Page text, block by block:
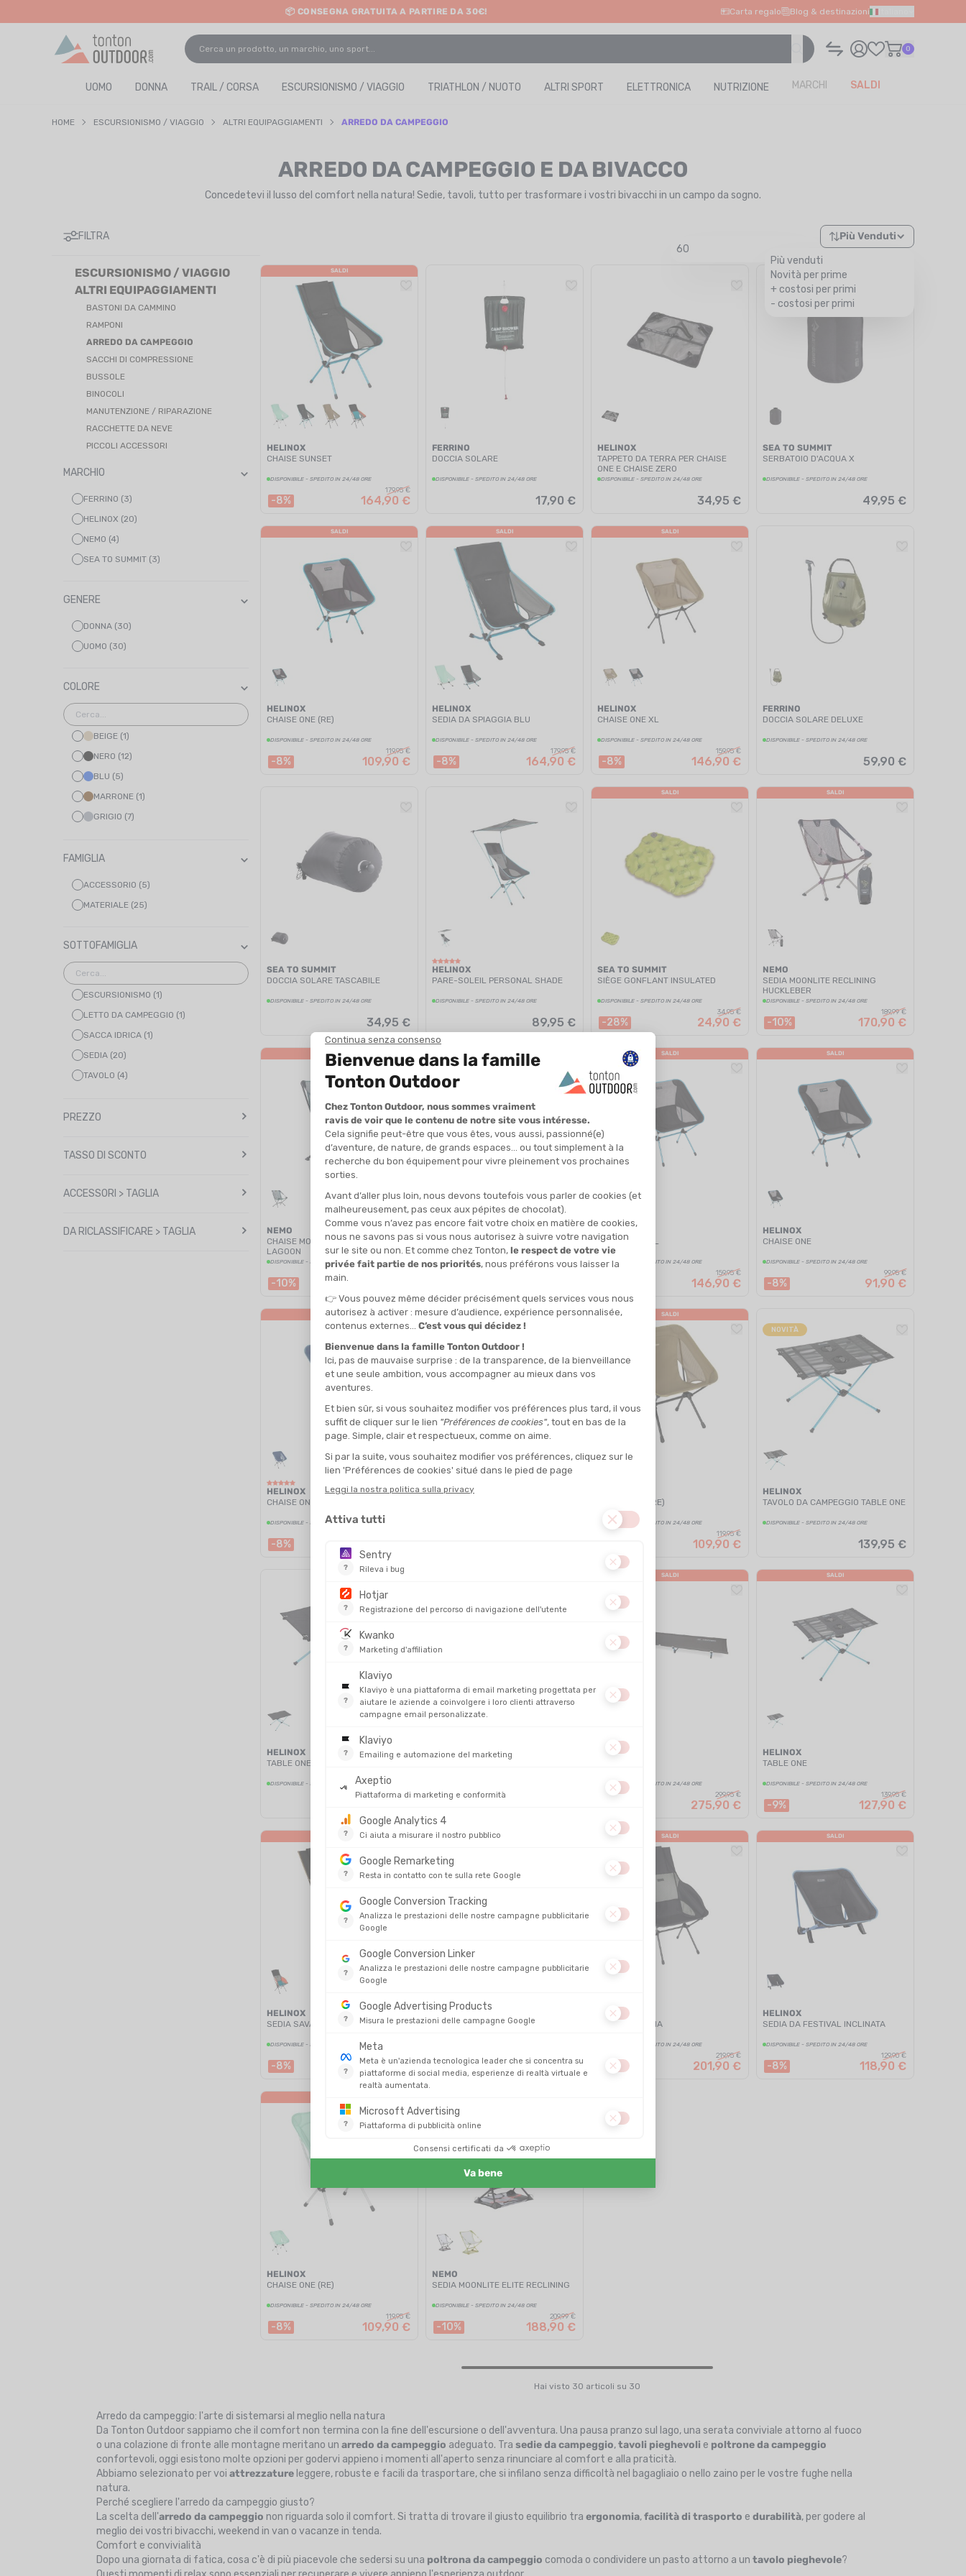
content
📦 CONSEGNA GRATUITA A PARTIRE DA 30€! Carta regalo Blog & destinazioni Italiano
0
UOMO DONNA TRAIL / CORSA ESCURSIONISMO / VIAGGIO TRIATHLON / NUOTO ALTRI SPORT ELETTRONICA NUTRIZIONE MARCHI SALDI
HOME ESCURSIONISMO / VIAGGIO ALTRI EQUIPAGGIAMENTI ARREDO DA CAMPEGGIO
ARREDO DA CAMPEGGIO E DA BIVACCO
Concedetevi il lusso del comfort nella natura! Sedie, tavoli, tutto per trasformare i vostri bivacchi in un campo da sogno.
FILTRA
60
Più Venduti
Più venduti
Novità per prime
+ costosi per primi
- costosi per primi
ESCURSIONISMO / VIAGGIO
ALTRI EQUIPAGGIAMENTI
BASTONI DA CAMMINO
RAMPONI
ARREDO DA CAMPEGGIO
SACCHI DI COMPRESSIONE
BUSSOLE
BINOCOLI
MANUTENZIONE / RIPARAZIONE
RACCHETTE DA NEVE
PICCOLI ACCESSORI
MARCHIO
FERRINO (3)
HELINOX (20)
NEMO (4)
SEA TO SUMMIT (3)
GENERE
DONNA (30)
UOMO (30)
COLORE
BEIGE (1)
NERO (12)
BLU (5)
MARRONE (1)
GRIGIO (7)
CACHI (2)
FAMIGLIA
ACCESSORIO (5)
MATERIALE (25)
SOTTOFAMIGLIA
ESCURSIONISMO (1)
LETTO DA CAMPEGGIO (1)
SACCA IDRICA (1)
SEDIA (20)
TAVOLO (4)
PREZZO
TASSO DI SCONTO
ACCESSORI > TAGLIA
DA RICLASSIFICARE > TAGLIA
SALDI
HELINOX
CHAISE SUNSET
DISPONIBILE - SPEDITO IN 24/48 ORE
-8%
179,95 €
164,90 €
FERRINO
DOCCIA SOLARE
DISPONIBILE - SPEDITO IN 24/48 ORE
17,90 €
HELINOX
TAPPETO DA TERRA PER CHAISE
ONE E CHAISE ZERO
DISPONIBILE - SPEDITO IN 24/48 ORE
34,95 €
SEA TO SUMMIT
SERBATOIO D'ACQUA X
DISPONIBILE - SPEDITO IN 24/48 ORE
49,95 €
SALDI
HELINOX
CHAISE ONE (RE)
DISPONIBILE - SPEDITO IN 24/48 ORE
-8%
119,95 €
109,90 €
SALDI
HELINOX
SEDIA DA SPIAGGIA BLU
DISPONIBILE - SPEDITO IN 24/48 ORE
-8%
179,95 €
164,90 €
SALDI
HELINOX
CHAISE ONE XL
DISPONIBILE - SPEDITO IN 24/48 ORE
-8%
159,95 €
146,90 €
FERRINO
DOCCIA SOLARE DELUXE
DISPONIBILE - SPEDITO IN 24/48 ORE
59,90 €
SEA TO SUMMIT
DOCCIA SOLARE TASCABILE
DISPONIBILE - SPEDITO IN 24/48 ORE
34,95 €
HELINOX
PARE-SOLEIL PERSONAL SHADE
DISPONIBILE - SPEDITO IN 24/48 ORE
89,95 €
SALDI
SEA TO SUMMIT
SIÈGE GONFLANT INSULATED
DISPONIBILE - SPEDITO IN 24/48 ORE
-28%
34,95 €
24,90 €
SALDI
NEMO
SEDIA MOONLITE RECLINING
HUCKLEBER
DISPONIBILE - SPEDITO IN 24/48 ORE
-10%
189,99 €
170,90 €
SALDI
NEMO
CHAISE MOONLITE RECLINING
LAGOON
DISPONIBILE - SPEDITO IN 24/48 ORE
-10%
SEDIA MOONLITE ELITE RECLINING
DISPONIBILE - SPEDITO IN 24/48 ORE
SALDI
CHAISE ONE XL
DISPONIBILE - SPEDITO IN 24/48 ORE
159,95 €
146,90 €
SALDI
HELINOX
CHAISE ONE
DISPONIBILE - SPEDITO IN 24/48 ORE
-8%
99,95 €
91,90 €
SALDI
HELINOX
CHAISE ONE (RE)
DISPONIBILE - SPEDITO IN 24/48 ORE
-8%
SALDI
HELINOX
SALDI
CHAISE ONE (RE)
DISPONIBILE - SPEDITO IN 24/48 ORE
119,95 €
109,90 €
NOVITÀ
HELINOX
TAVOLO DA CAMPEGGIO TABLE ONE
DISPONIBILE - SPEDITO IN 24/48 ORE
139,95 €
HELINOX
TABLE ONE HARD TOP MEDIUM
DISPONIBILE - SPEDITO IN 24/48 ORE
HELINOX
SALDI
HELINOX
DISPONIBILE - SPEDITO IN 24/48 ORE
299,95 €
275,90 €
SALDI
HELINOX
TABLE ONE
DISPONIBILE - SPEDITO IN 24/48 ORE
-9%
139,95 €
127,90 €
SALDI
HELINOX
SEDIA SAVANNA
DISPONIBILE - SPEDITO IN 24/48 ORE
-8% 201,90 €
SALDI
FERRINO
LETTO DA CAMPO CAMPING COT
-28% 99,90 €
SALDI
HELINOX
SEDIA SAVANNA
DISPONIBILE - SPEDITO IN 24/48 ORE
-8%
219,95 €
201,90 €
SALDI
HELINOX
SEDIA DA FESTIVAL INCLINATA
DISPONIBILE - SPEDITO IN 24/48 ORE
-8%
129,90 €
118,90 €
HELINOX
CHAISE ONE (RE)
DISPONIBILE - SPEDITO IN 24/48 ORE
-8%
119,95 €
109,90 €
NEMO
SEDIA MOONLITE ELITE RECLINING
DISPONIBILE - SPEDITO IN 24/48 ORE
-10%
209,99 €
188,90 €
Hai visto 30 articoli su 30
Arredo da campeggio: l'arte di sistemarsi al meglio nella natura
Da Tonton Outdoor sappiamo che il comfort non termina con la fine dell'escursione o dell'avventura. Una pausa pranzo sul lago, una serata conviviale attorno al fuoco
o una colazione di fronte alle montagne meritano unarredo da campeggio adeguato. Trasedie da campeggio,tavoli pieghevoli e poltrone da campeggio
confortevoli, oggi esistono molte opzioni per godervi appieno i momenti all'aperto senza rinunciare al comfort e alla praticità.
Abbiamo selezionato per voiattrezzature leggere, robuste e facili da trasportare, che si infilano senza difficoltà nel bagagliaio o nello zaino per le vostre fughe nella
natura.
Perché scegliere l'arredo da campeggio giusto?
La scelta dell'arredo da campeggio non riguarda solo il comfort. Si tratta di trovare il giusto equilibrio traergonomia,facilità di trasporto edurabilità, per godere al
meglio dei vostri bivacchi, weekend in van o vacanze in tenda.
Comfort e convivialità
Dopo una giornata di fatica, cosa c'è di più piacevole che sedersi su una poltrona da campeggio comoda o condividere un pasto attorno a untavolo pieghevole?